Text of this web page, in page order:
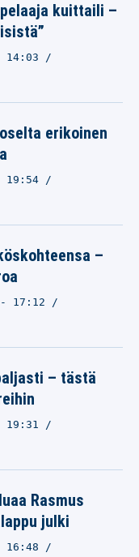
kuittaili –
14:03
erikoinen
19:54
–
- 17:12
– tästä
19:31
Rasmus
julki
16:48